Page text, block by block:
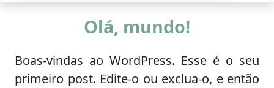
Olá, mundo!
Boas-vindas ao WordPress. Esse é o seu
primeiro post. Edite-o ou exclua-o, e então